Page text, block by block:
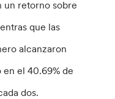
retorno sobre
que las
alcanzaron
el 40.69% de
dos.